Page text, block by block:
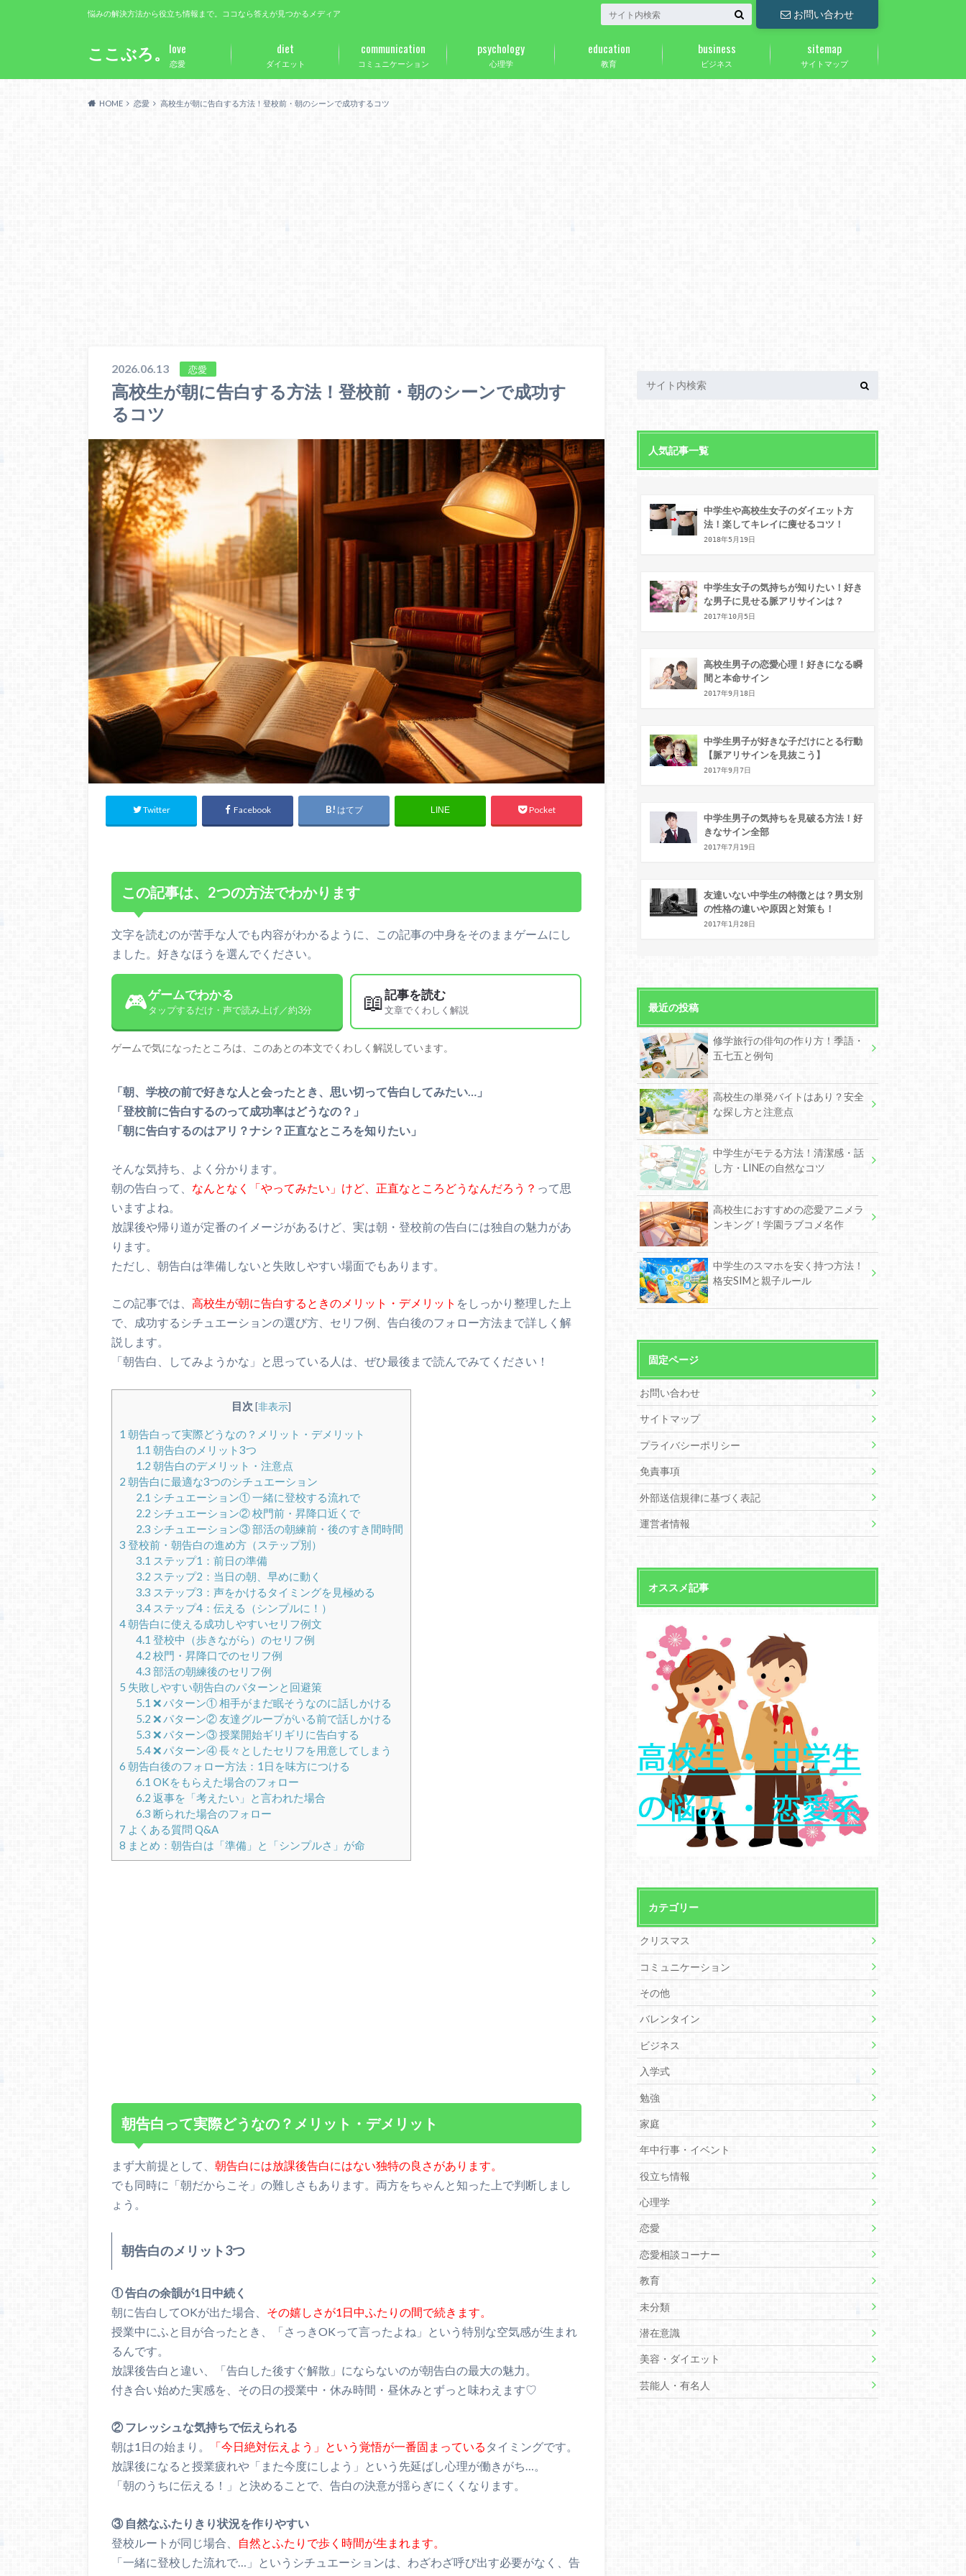
ここぶろ。
悩みの解決方法から役立ち情報まで。ココなら答えが見つかるメディア お問い合わせ
恋愛
love
ダイエット
diet
コミュニケーション
communication
心理学
psychology
教育
education
ビジネス
business
サイトマップ
sitemap
HOME 恋愛 高校生が朝に告白する方法！登校前・朝のシーンで成功するコツ
2026.06.13 恋愛
高校生が朝に告白する方法！登校前・朝のシーンで成功す
るコツ
Twitter Facebook はてブ LINE Pocket
この記事は、2つの方法でわかります
文字を読むのが苦手な人でも内容がわかるように、この記事の中身をそのままゲームにし
ました。好きなほうを選んでください。
🎮ゲームでわかる
タップするだけ・声で読み上げ／約3分 📖記事を読む
文章でくわしく解説
ゲームで気になったところは、このあとの本文でくわしく解説しています。
「朝、学校の前で好きな人と会ったとき、思い切って告白してみたい…」
「登校前に告白するのって成功率はどうなの？」
「朝に告白するのはアリ？ナシ？正直なところを知りたい」
そんな気持ち、よく分かります。
朝の告白って、 なんとなく「やってみたい」けど、正直なところどうなんだろう？ って思
いますよね。
放課後や帰り道が定番のイメージがあるけど、実は朝・登校前の告白には独自の魅力があ
ります。
ただし、朝告白は準備しないと失敗しやすい場面でもあります。
この記事では、 高校生が朝に告白するときのメリット・デメリット をしっかり整理した上
で、成功するシチュエーションの選び方、セリフ例、告白後のフォロー方法まで詳しく解
説します。
「朝告白、してみようかな」と思っている人は、ぜひ最後まで読んでみてください！
目次 [非表示]
1 朝告白って実際どうなの？メリット・デメリット
1.1 朝告白のメリット3つ
1.2 朝告白のデメリット・注意点
2 朝告白に最適な3つのシチュエーション
2.1 シチュエーション① 一緒に登校する流れで
2.2 シチュエーション② 校門前・昇降口近くで
2.3 シチュエーション③ 部活の朝練前・後のすき間時間
3 登校前・朝告白の進め方（ステップ別）
3.1 ステップ1：前日の準備
3.2 ステップ2：当日の朝、早めに動く
3.3 ステップ3：声をかけるタイミングを見極める
3.4ステップ4：伝える（シンプルに！）
4朝告白に使える成功しやすいセリフ例文
4.1 登校中（歩きながら）のセリフ例
4.2 校門・昇降口でのセリフ例
4.3 部活の朝練後のセリフ例
5 失敗しやすい朝告白のパターンと回避策
5.1 ❌ パターン① 相手がまだ眠そうなのに話しかける
5.2 ❌ パターン② 友達グループがいる前で話しかける
5.3 ❌ パターン③ 授業開始ギリギリに告白する
5.4❌ パターン④ 長々としたセリフを用意してしまう
6 朝告白後のフォロー方法：1日を味方につける
6.1 OKをもらえた場合のフォロー
6.2 返事を「考えたい」と言われた場合
6.3 断られた場合のフォロー
7 よくある質問 Q&A
8 まとめ：朝告白は「準備」と「シンプルさ」が命
朝告白って実際どうなの？メリット・デメリット
まず大前提として、 朝告白には放課後告白にはない独特の良さがあります。
でも同時に「朝だからこそ」の難しさもあります。両方をちゃんと知った上で判断しまし
ょう。
朝告白のメリット3つ
① 告白の余韻が1日中続く
朝に告白してOKが出た場合、 その嬉しさが1日中ふたりの間で続きます。
授業中にふと目が合ったとき、「さっきOKって言ったよね」という特別な空気感が生まれ
るんです。
放課後告白と違い、「告白した後すぐ解散」にならないのが朝告白の最大の魅力。
付き合い始めた実感を、その日の授業中・休み時間・昼休みとずっと味わえます♡
② フレッシュな気持ちで伝えられる
朝は1日の始まり。
「今日絶対伝えよう」という覚悟が一番固まっている タイミングです。
放課後になると授業疲れや「また今度にしよう」という先延ばし心理が働きがち…。
「朝のうちに伝える！」と決めることで、告白の決意が揺らぎにくくなります。
③ 自然なふたりきり状況を作りやすい
登校ルートが同じ場合、
自然とふたりで歩く時間が生まれます。
「一緒に登校した流れで…」というシチュエーションは、わざわざ呼び出す必要がなく、告
人気記事一覧
中学生や高校生女子のダイエット方
法！楽してキレイに痩せるコツ！
2018年5月19日
中学生女子の気持ちが知りたい！好き
な男子に見せる脈アリサインは？
2017年10月5日
高校生男子の恋愛心理！好きになる瞬
間と本命サイン
2017年9月18日
中学生男子が好きな子だけにとる行動
【脈アリサインを見抜こう】
2017年9月7日
中学生男子の気持ちを見破る方法！好
きなサイン全部
2017年7月19日
友達いない中学生の特徴とは？男女別
の性格の違いや原因と対策も！
2017年1月28日
最近の投稿
修学旅行の俳句の作り方！季語・
五七五と例句
高校生の単発バイトはあり？安全
な探し方と注意点
中学生がモテる方法！清潔感・話
し方・LINEの自然なコツ
高校生におすすめの恋愛アニメラ
ンキング！学園ラブコメ名作
中学生のスマホを安く持つ方法！
格安SIMと親子ルール
固定ページ
お問い合わせ
サイトマップ
プライバシーポリシー
免責事項
外部送信規律に基づく表記
運営者情報
オススメ記事
カテゴリー
クリスマス
コミュニケーション
その他
バレンタイン
ビジネス
入学式
勉強
家庭
年中行事・イベント
役立ち情報
心理学
恋愛
恋愛相談コーナー
教育
未分類
潜在意識
美容・ダイエット
芸能人・有名人